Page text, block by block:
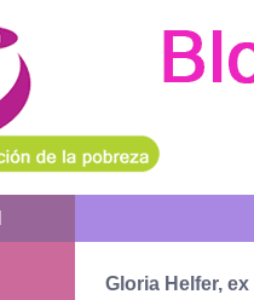
Gloria Helfer,